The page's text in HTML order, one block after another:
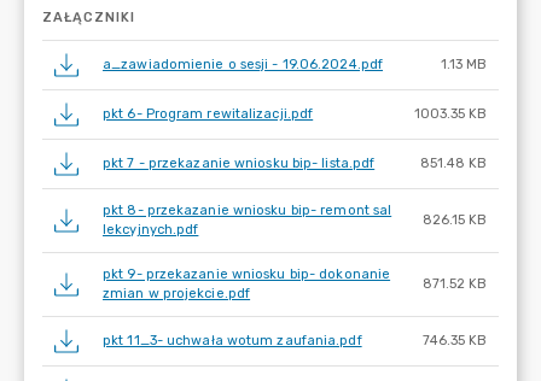
ZAŁĄCZNIKI
a_zawiadomienie o sesji - 19.06.2024.pdf 1.13 MB
pkt 6- Program rewitalizacji.pdf 1003.35 KB
pkt 7 - przekazanie wniosku bip- lista.pdf 851.48 KB
pkt 8- przekazanie wniosku bip- remont sal
lekcyjnych.pdf
826.15 KB
pkt 9- przekazanie wniosku bip- dokonanie
zmian w projekcie.pdf
871.52 KB
pkt 11_3- uchwała wotum zaufania.pdf 746.35 KB